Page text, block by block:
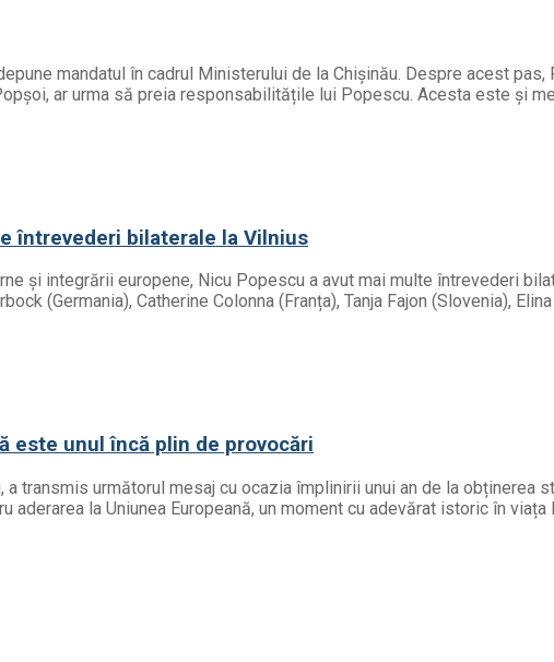
mandatul în cadrul Ministerului de la Chișinău. Despre acest
ar urma să preia responsabilitățile lui Popescu. Acesta este și
întrevederi bilaterale la Vilnius
și integrării europene, Nicu Popescu a avut mai multe întrevederi
(Germania), Catherine Colonna (Franța), Tanja Fajon (Slovenia),
este unul încă plin de provocări
următorul mesaj cu ocazia împlinirii unui an de la obținerea
la Uniunea Europeană, un moment cu adevărat istoric în